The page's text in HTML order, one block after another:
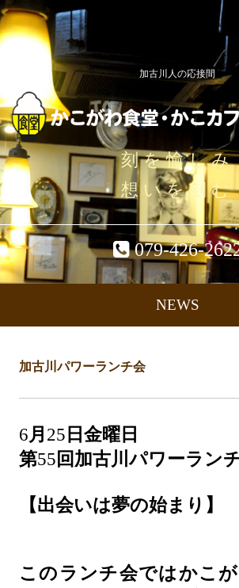
加古川人の応接間
刻を愉しみ
想いを刻む
079-426-
NEWS
加古川パワーランチ会
6 月 25 日金曜日
第55 回加古川パワーラン
【出会いは夢の始まり】
このランチ会ではかこ